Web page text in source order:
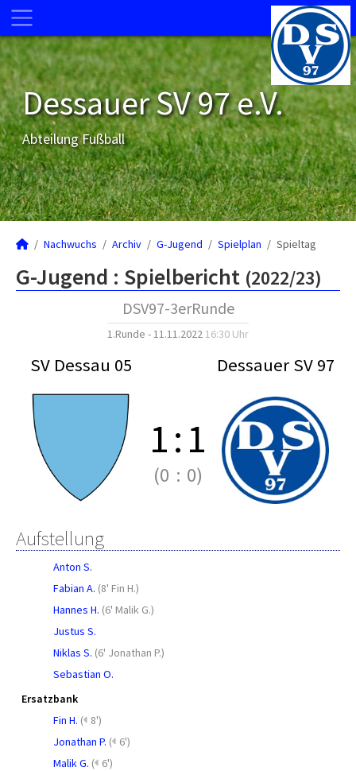
Dessauer SV 97 e.V.
Abteilung Fußball
Nachwuchs Archiv G-Jugend Spielplan Spieltag
G-Jugend : Spielbericht (2022/23)
DSV97-3erRunde
1.Runde - 11.11.2022 16:30 Uhr
SV Dessau 05 Dessauer SV 97
1:1
(0 : 0)
Aufstellung
Anton S.
Fabian A. (8' Fin H.)
Hannes H. (6' Malik G.)
Justus S.
Niklas S. (6' Jonathan P.)
Sebastian O.
Ersatzbank
Fin H. ( 8')
Jonathan P. ( 6')
Malik G. ( 6')